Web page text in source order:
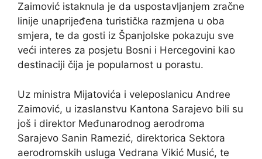
Zaimović istaknula je da uspostavljanjem zračne
linije unaprijeđena turistička razmjena u oba
smjera, te da gosti iz Španjolske pokazuju sve
veći interes za posjetu Bosni i Hercegovini kao
destinaciji čija je popularnost u porastu.
Uz ministra Mijatovića i veleposlanicu Andree
Zaimović, u izaslanstvu Kantona Sarajevo bili su
još i direktor Međunarodnog aerodroma
Sarajevo Sanin Ramezić, direktorica Sektora
aerodromskih usluga Vedrana Vikić Musić, te